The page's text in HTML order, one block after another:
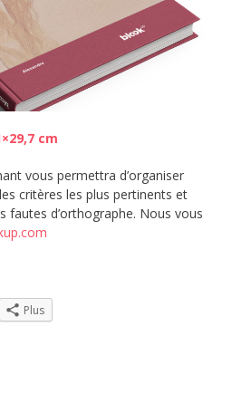
cm
vous permettra d’organiser
critères les plus pertinents et
fautes d’orthographe. Nous vous
Plus